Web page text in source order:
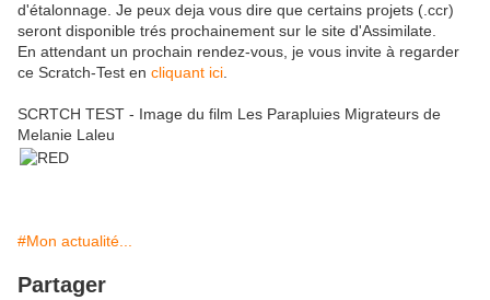
d'étalonnage. Je peux deja vous dire que certains projets (.ccr)
seront disponible trés prochainement sur le site d'Assimilate.
En attendant un prochain rendez-vous, je vous invite à regarder
ce Scratch-Test en cliquant ici
SCRTCH TEST - Image du film Les Parapluies Migrateurs de
Melanie Laleu
#Mon actualité...
Partager